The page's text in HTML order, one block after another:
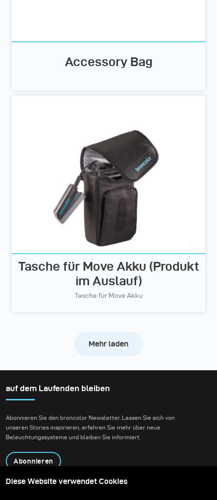
Accessory Bag
Tasche für Move Akku (Produkt
im Auslauf)
Tasche für Move Akku
Mehr laden
auf dem Laufenden bleiben
Abonnieren Sie den broncolor Newsletter. Lassen Sie sich von
unseren Stories inspirieren, erfahren Sie mehr über neue
Beleuchtungssysteme und bleiben Sie informiert.
Abonnieren
Diese Website verwendet Cookies